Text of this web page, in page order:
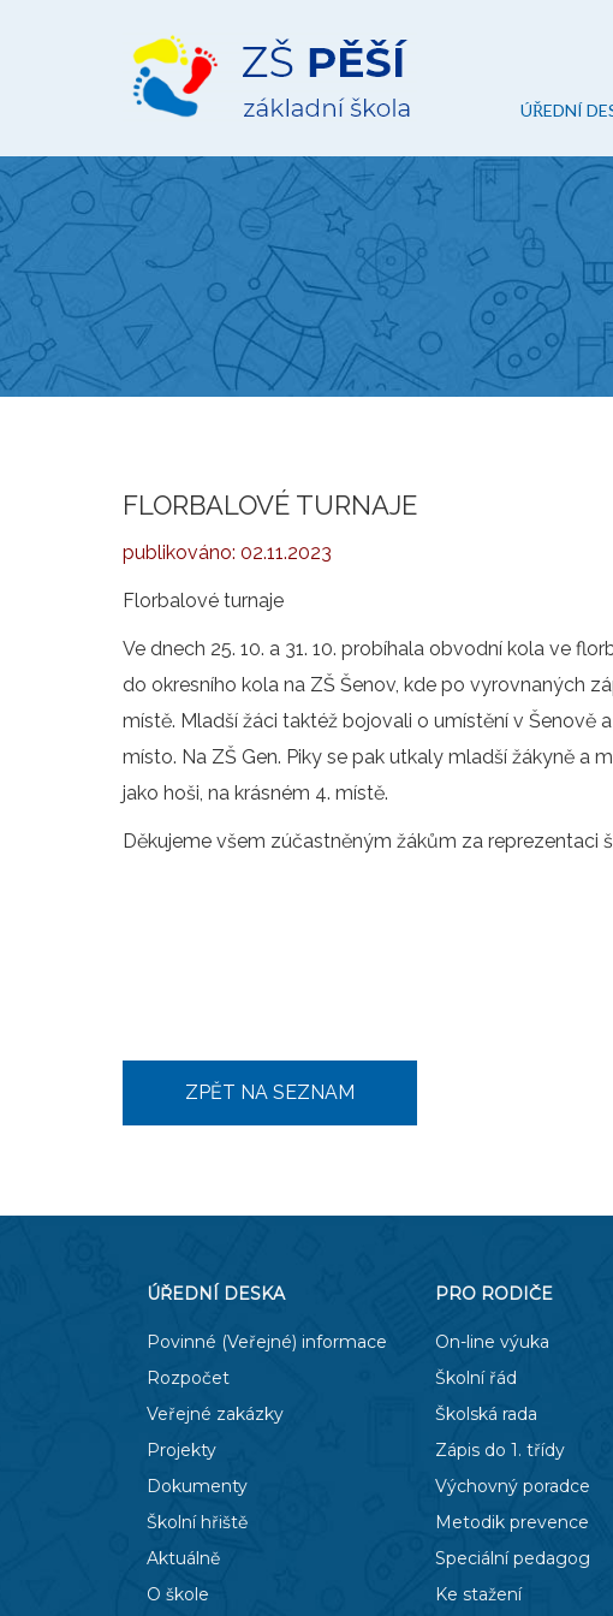
ZŠ
Pěší
ÚŘEDNÍ
FLORBALOVÉ TURNAJE
publikováno: 02.11.2023
Florbalové turnaje
Ve dnech 25. 10. a 31. 10. probíhala obvodní kola ve
do okresního kola na ZŠ Šenov, kde po vyrovnaných
místě. Mladší žáci taktéž bojovali o umístění v Šenově
místo. Na ZŠ Gen. Piky se pak utkaly mladší žákyně a
jako hoši, na krásném 4. místě.
Děkujeme všem zúčastněným žákům za reprezentaci
ZPĚT NA SEZNAM
ÚŘEDNÍ DESKA
Povinné (Veřejné) informace
Rozpočet
Veřejné zakázky
Projekty
Dokumenty
Školní hřiště
Aktuálně
O škole
PRO RODIČE
On-line výuka
Školní řád
Školská rada
Zápis do 1. třídy
Výchovný poradce
Metodik prevence
Speciální pedagog
Ke stažení